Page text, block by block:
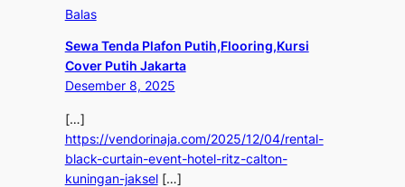
Balas
Sewa Tenda Plafon Putih,Flooring,Kursi
Cover Putih Jakarta
Desember 8, 2025
[…]
https://vendorinaja.com/2025/12/04/rental-
black-curtain-event-hotel-ritz-calton-
kuningan-jaksel[…]